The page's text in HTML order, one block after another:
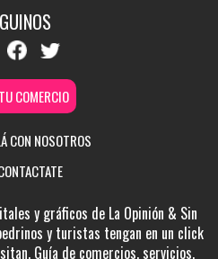
COMERCIO
CON NOSOTROS
y gráficos de La Opinión & Sin
y turistas tengan en un click
Guía de comercios, servicios,